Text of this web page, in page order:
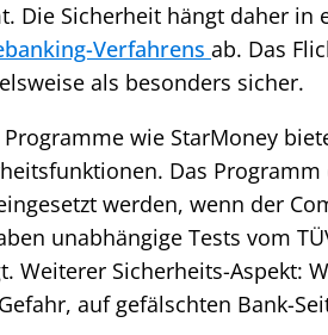
Die Sicherheit hängt daher in
Verfahrens ab. Das
als besonders sicher.
Programme wie StarMoney
Das
werden, wenn der
unabhängige Tests vom
Weiterer Sicherheits-Aspekt:
auf gefälschten Bank-